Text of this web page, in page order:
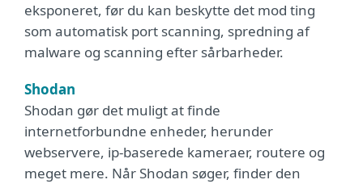
eksponeret, før du kan beskytte det mod ting
som automatisk port scanning, spredning af
malware og scanning efter sårbarheder.
Shodan
Shodan gør det muligt at finde
internetforbundne enheder, herunder
webservere, ip-baserede kameraer, routere og
meget mere. Når Shodan søger, finder den